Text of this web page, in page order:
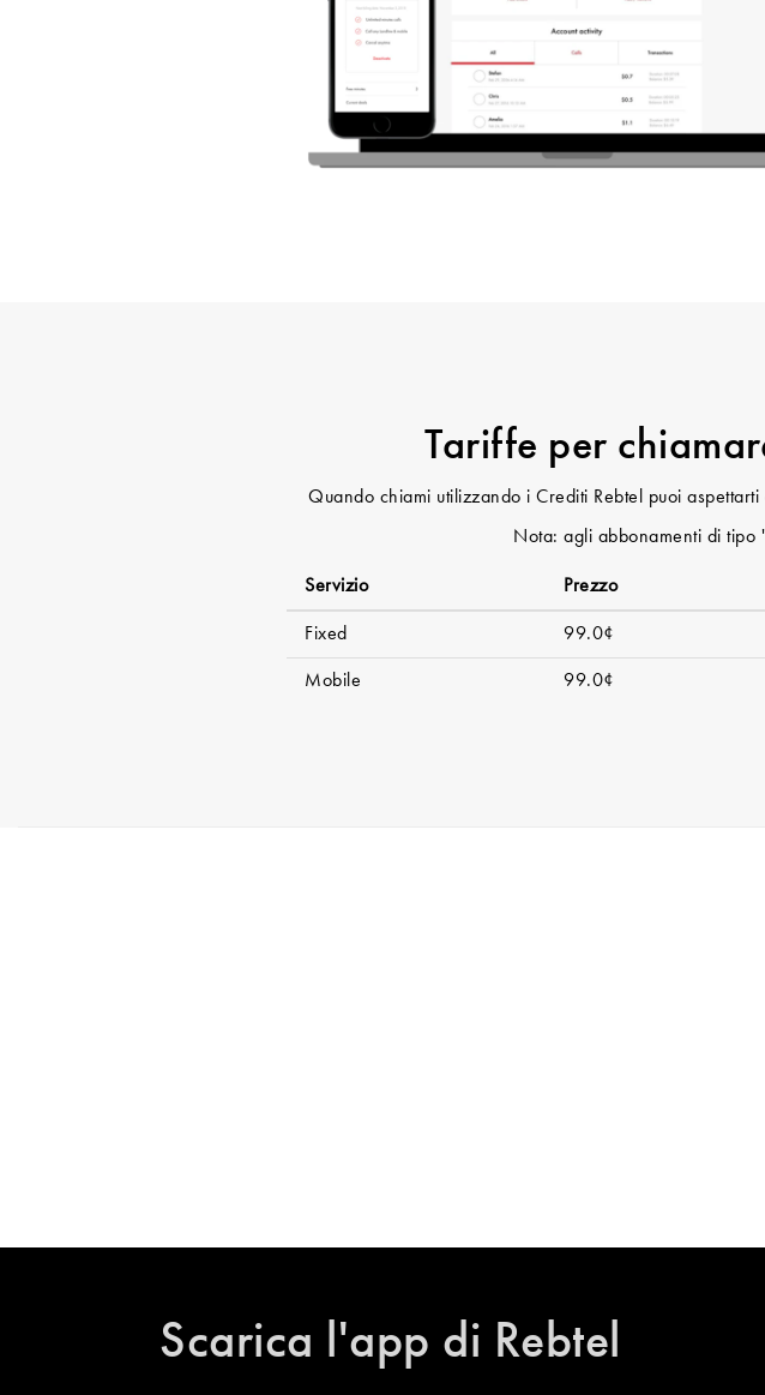
Tariffe per
Quando chiami utilizzando i Crediti Rebtel puoi
Nota: agli abbonamenti di tipo
Servizio Prezzo
Fixed 99.0¢
Mobile 99.0¢
Scarica l'app di Rebtel